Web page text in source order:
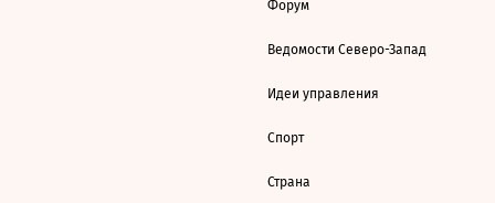
Форум
Ведомости Северо-Запад
Идеи управления
Спорт
Страна